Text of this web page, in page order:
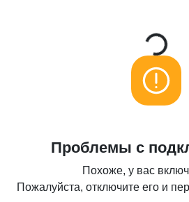
Loading...
Проблемы с
Похоже, у вас
Пожалуйста, отключите его и